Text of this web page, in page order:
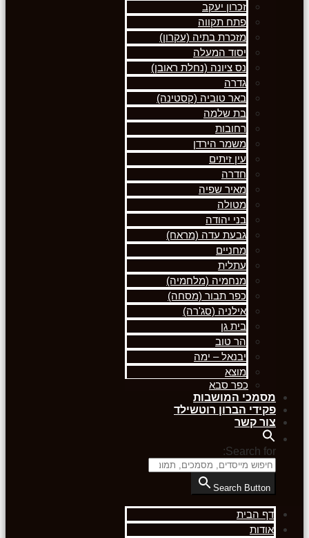
זכרון יעקב
פתח תקווה
מזכרת בתיה (עקרון)
יסוד המעלה
נס ציונה (נחלת ראובן)
גדרה
באר טוביה (קסטינה)
בת שלמה
רחובות
משמר הירדן
עין זיתים
חדרה
מאיר שפיה
מטולה
בני יהודה
גבעת עדה (מראח)
מחניים
עתלית
מנחמיה (מלחמיה)
כפר תבור (מסחה)
אילניה (סג'רה)
בית גן
הר טוב
יבנאל – ימה
מוצא
כפר סבא
מסמכי המושבות
פקידי הברון רוטשילד
צור קשר
Search for:
Search Button
דף הבית
אודות